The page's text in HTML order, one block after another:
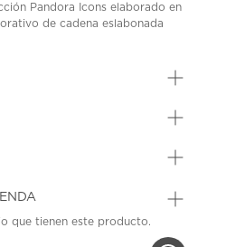
Pandora Icons elaborado en
de cadena eslabonada
que tienen este producto.